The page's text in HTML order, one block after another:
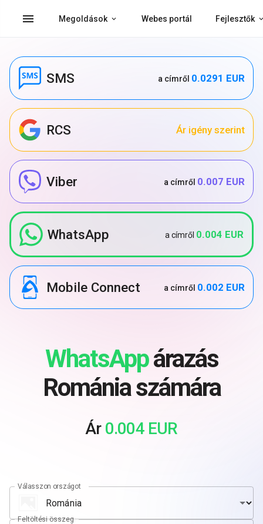
menu Megoldások Webes portál Fejlesztők
SMS a címről 0.0291 EUR
RCS Ár igény szerint
Viber a címről 0.007 EUR
WhatsApp a címről 0.004 EUR
Mobile Connect a címről 0.002 EUR
WhatsAppárazás
Románia számára
Ár 0.004 EUR
Válasszon országot
Feltöltési összeg